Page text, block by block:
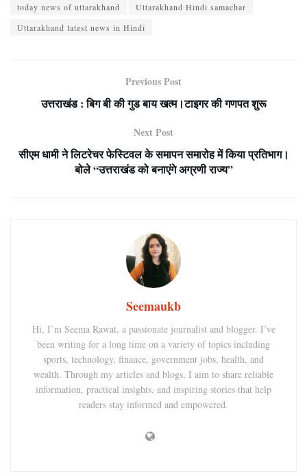
today news of uttarakhand
Uttarakhand Hindi samachar
Uttarakhand latest news in Hindi
Previous Post
उत्तराखंड : बिग बी की गुड बाय खत्म।टाइगर की गणपत शुरू
Next Post
सीएम धामी ने लिटरेचर फेस्टिवल के समापन समारोह में किया प्रतिभाग।
बोले “उत्तराखंड को बनाएंगे अग्रणी राज्य”
Seemaukb
Hi, I’m Seema Rawat, a passionate journalist and blogger. I’ve
been writing for a long time on a variety of topics including
sports, technology, finance, government jobs, health, and
wealth. Through my articles and blogs, I aim to share reliable
information, practical insights, and inspiring stories that help
readers stay informed and empowered.